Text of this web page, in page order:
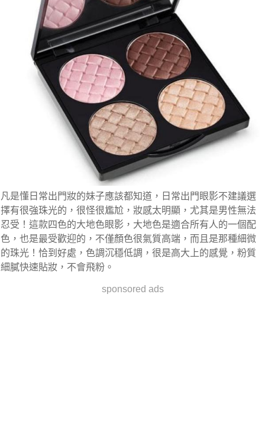
凡是懂日常出門妝的妹子應該都知道，日常出門眼影不建議選
擇有很強珠光的，很怪很尷尬，妝感太明顯，尤其是男性無法
忍受！這款四色的大地色眼影，大地色是適合所有人的一個配
色，也是最受歡迎的，不僅顏色很氣質高端，而且是那種細微
的珠光！恰到好處，色調沉穩低調，很是高大上的感覺，粉質
細膩快速貼妝，不會飛粉。
sponsored ads